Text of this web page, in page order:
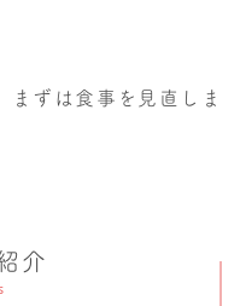
ずは食事を見直しま
介